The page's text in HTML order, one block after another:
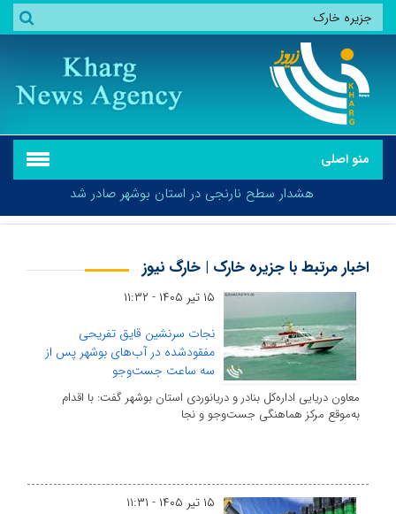
منو اصلی
هشدار سطح نارنجی در استان بوشهر صادر شد
هشدار سطح نارنجی در استان بوشهر صادر شد
اخبار مرتبط با جزیره خارک | خارگ نیوز
۱۵ تیر ۱۴۰۵ - ۱۱:۳۲
نجات سرنشین قایق تفریحی
مفقودشده در آب‌های بوشهر پس از
سه ساعت جست‌وجو
معاون دریایی اداره‌کل بنادر و دریانوردی استان بوشهر گفت: با اقدام
به‌موقع مرکز هماهنگی جست‌وجو و نجا
۱۵ تیر ۱۴۰۵ - ۱۱:۳۱